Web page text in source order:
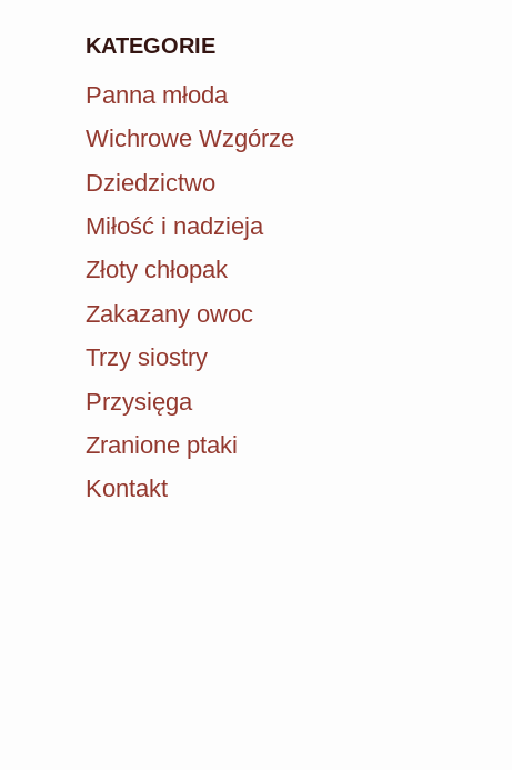
KATEGORIE
Panna młoda
Wichrowe Wzgórze
Dziedzictwo
Miłość i nadzieja
Złoty chłopak
Zakazany owoc
Trzy siostry
Przysięga
Zranione ptaki
Kontakt